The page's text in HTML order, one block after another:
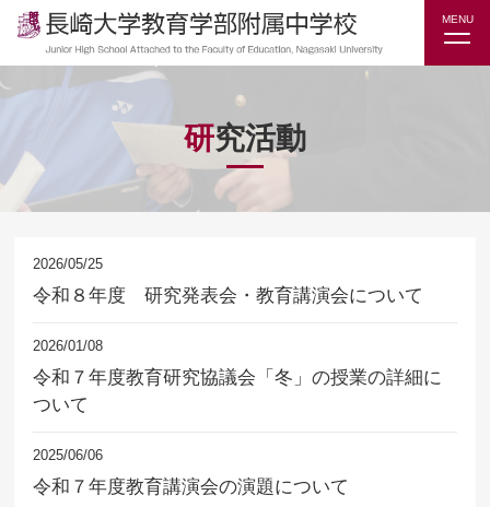
MENU
研究活動
2026/05/25
令和８年度 研究発表会・教育講演会について
2026/01/08
令和７年度教育研究協議会「冬」の授業の詳細に
ついて
2025/06/06
令和７年度教育講演会の演題について